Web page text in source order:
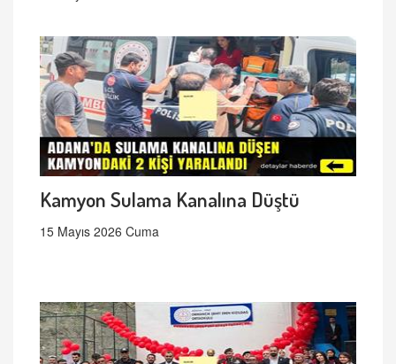
Kamyon Sulama Kanalına Düştü
15 Mayıs 2026 Cuma